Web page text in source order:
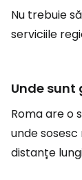
Nu trebuie
serviciile
Unde sunt
Roma are o
unde
distanțe